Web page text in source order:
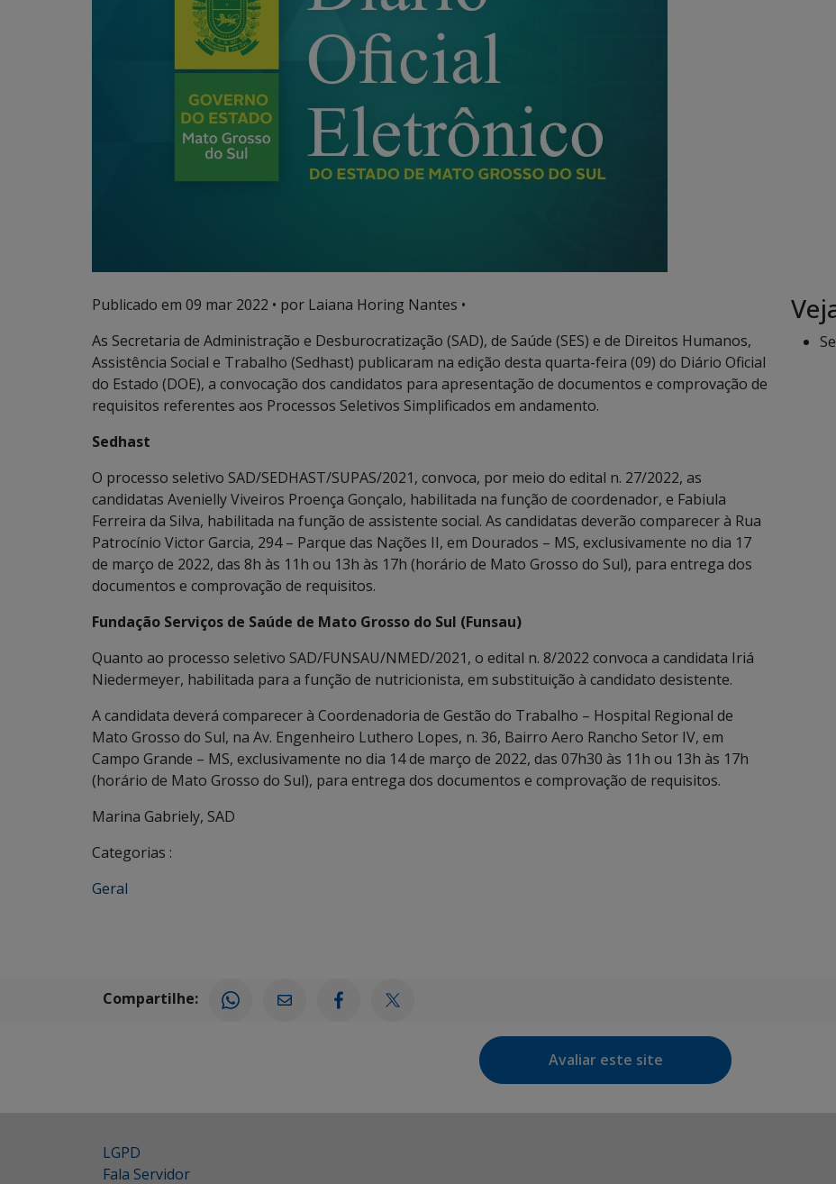
Publicado em 09 mar 2022 • por Laiana Horing Nantes •
As Secretaria de Administração e Desburocratização (SAD), de Saúde (SES) e de Direitos Humanos,
Assistência Social e Trabalho (Sedhast) publicaram na edição desta quarta-feira (09) do Diário Oficial
do Estado (DOE), a convocação dos candidatos para apresentação de documentos e comprovação de
requisitos referentes aos Processos Seletivos Simplificados em andamento.
Sedhast
O processo seletivo SAD/SEDHAST/SUPAS/2021, convoca, por meio do edital n. 27/2022, as
candidatas Avenielly Viveiros Proença Gonçalo, habilitada na função de coordenador, e Fabiula
Ferreira da Silva, habilitada na função de assistente social. As candidatas deverão comparecer à Rua
Patrocínio Victor Garcia, 294 – Parque das Nações II, em Dourados – MS, exclusivamente no dia 17
de março de 2022, das 8h às 11h ou 13h às 17h (horário de Mato Grosso do Sul), para entrega dos
documentos e comprovação de requisitos.
Fundação Serviços de Saúde de Mato Grosso do Sul (Funsau)
Quanto ao processo seletivo SAD/FUNSAU/NMED/2021, o edital n. 8/2022 convoca a candidata Iriá
Niedermeyer, habilitada para a função de nutricionista, em substituição à candidato desistente.
A candidata deverá comparecer à Coordenadoria de Gestão do Trabalho – Hospital Regional de
Mato Grosso do Sul, na Av. Engenheiro Luthero Lopes, n. 36, Bairro Aero Rancho Setor IV, em
Campo Grande – MS, exclusivamente no dia 14 de março de 2022, das 07h30 às 11h ou 13h às 17h
(horário de Mato Grosso do Sul), para entrega dos documentos e comprovação de requisitos.
Marina Gabriely, SAD
Categorias :
Geral
Compartilhe:
Avaliar este site
LGPD
Fala Servidor